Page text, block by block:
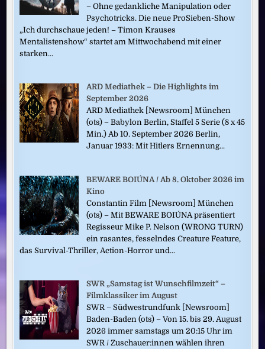
– Ohne gedankliche Manipulation oder
Psychotricks. Die neue ProSieben-Show
„Ich durchschaue jeden! – Timon Krauses
Mentalistenshow“ startet am Mittwochabend mit einer
starken...
ARD Mediathek – Die Highlights im
September 2026
ARD Mediathek [Newsroom] München
(ots) – Babylon Berlin, Staffel 5 Serie (8 x 45
Min.) Ab 10. September 2026 Berlin,
Januar 1933: Mit Hitlers Ernennung...
BEWARE BOIÚNA / Ab 8. Oktober 2026 im
Kino
Constantin Film [Newsroom] München
(ots) – Mit BEWARE BOIÚNA präsentiert
Regisseur Mike P. Nelson (WRONG TURN)
ein rasantes, fesselndes Creature Feature,
das Survival-Thriller, Action-Horror und...
SWR „Samstag ist Wunschfilmzeit“ –
Filmklassiker im August
SWR – Südwestrundfunk [Newsroom]
Baden-Baden (ots) – Von 15. bis 29. August
2026 immer samstags um 20:15 Uhr im
SWR / Zuschauer:innen wählen ihren